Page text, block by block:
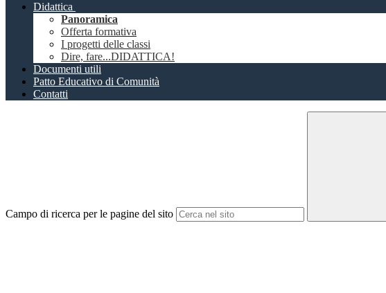
Didattica
Panoramica
Offerta formativa
I progetti delle classi
Dire, fare...DIDATTICA!
Documenti utili
Patto Educativo di Comunità
Contatti
Campo di ricerca per le pagine del sito